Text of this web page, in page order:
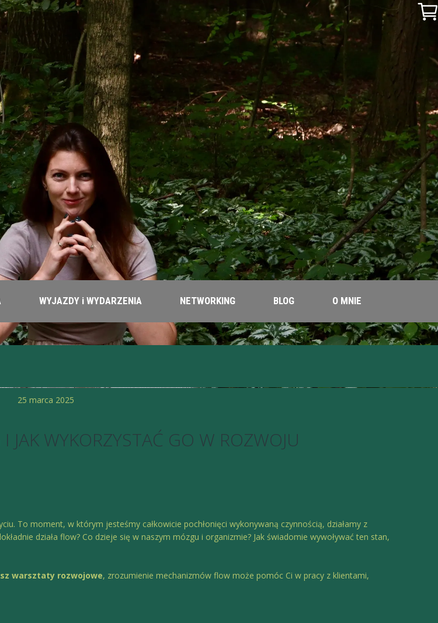
WYJAZDY i WYDARZENIA NETWORKING BLOG O MNIE
25 marca 2025
WYKORZYSTAĆ GO W ROZWOJU
To moment, w którym jesteśmy całkowicie pochłonięci wykonywaną czynnością, działamy z
działa flow? Co dzieje się w naszym mózgu i organizmie? Jak świadomie wywoływać ten stan,
warsztaty rozwojowe, zrozumienie mechanizmów flow może pomóc Ci w pracy z klientami,